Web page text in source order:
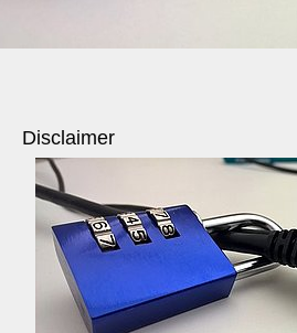
Disclaimer